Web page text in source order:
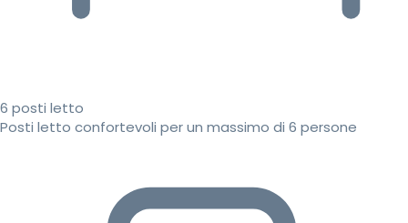
6 posti letto
Posti letto confortevoli per un massimo di 6 persone